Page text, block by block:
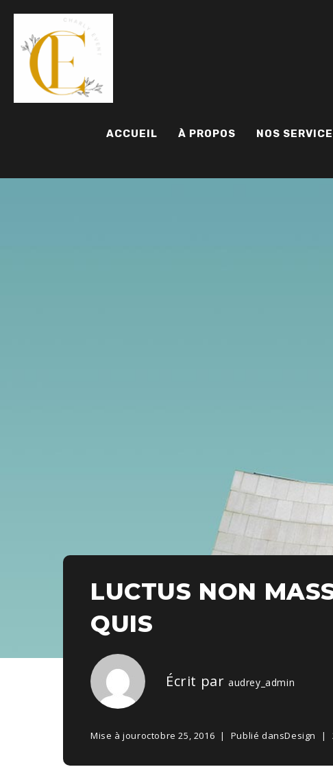
ACCUEIL À PROPOS NOS
LUCTUS NON
QUIS
Écrit par audrey_admin
Mise à jouroctobre 25, 2016 Publié dansDesign